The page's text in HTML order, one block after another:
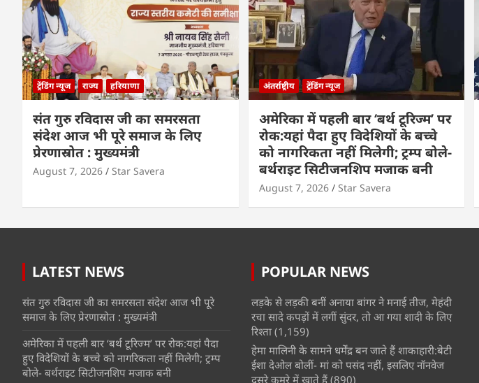
ट्रेंडिंग न्यूज राज्य हरियाणा
संत गुरु रविदास जी का समरसता
संदेश आज भी पूरे समाज के लिए
प्रेरणास्रोत : मुख्यमंत्री
August 7, 2026 Star Savera
अंतर्राष्ट्रीय ट्रेंडिंग न्यूज
अमेरिका में पहली बार ‘बर्थ टूरिज्म’ पर
रोक:यहां पैदा हुए विदेशियों के बच्चे
को नागरिकता नहीं मिलेगी; ट्रम्प बोले-
बर्थराइट सिटीजनशिप मजाक बनी
August 7, 2026 Star Savera
LATEST NEWS
संत गुरु रविदास जी का समरसता संदेश आज भी पूरे
समाज के लिए प्रेरणास्रोत : मुख्यमंत्री
अमेरिका में पहली बार ‘बर्थ टूरिज्म’ पर रोक:यहां पैदा
हुए विदेशियों के बच्चे को नागरिकता नहीं मिलेगी; ट्रम्प
बोले- बर्थराइट सिटीजनशिप मजाक बनी
POPULAR NEWS
लड़के से लड़की बनीं अनाया बांगर ने मनाई तीज, मेहंदी
रचा सादे कपड़ों में लगीं सुंदर, तो आ गया शादी के लिए
रिश्ता (1,159)
हेमा मालिनी के सामने धर्मेंद्र बन जाते हैं शाकाहारी:बेटी
ईशा देओल बोलीं- मां को पसंद नहीं, इसलिए नॉनवेज
दूसरे कमरे में खाते हैं (890)